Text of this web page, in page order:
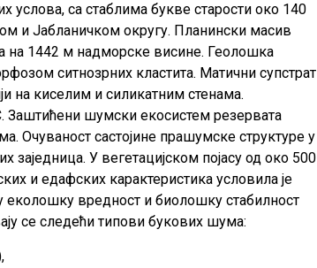
услова, са стаблима букве старости око 140
и Јабланичком округу. Планински масив
на 1442 м надморске висине. Геолошка
ситнозрних кластита. Матични супстрат
на киселим и силикатним стенама.
Заштићени шумски екосистем резервата
Очуваност састојине прашумске структуре у
У вегетацијском појасу од око 500
и едафских карактеристика условила је
еколошку вредност и биолошку стабилност
се следећи типови букових шума: